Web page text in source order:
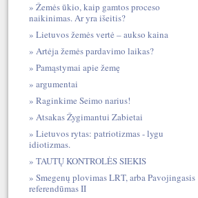
Žemės ūkio, kaip gamtos proceso
naikinimas. Ar yra išeitis?
Lietuvos žemės vertė – aukso kaina
Artėja žemės pardavimo laikas?
Pamąstymai apie žemę
argumentai
Raginkime Seimo narius!
Atsakas Žygimantui Zabietai
Lietuvos rytas: patriotizmas - lygu
idiotizmas.
TAUTŲ KONTROLĖS SIEKIS
Smegenų plovimas LRT, arba Pavojingasis
referendūmas II